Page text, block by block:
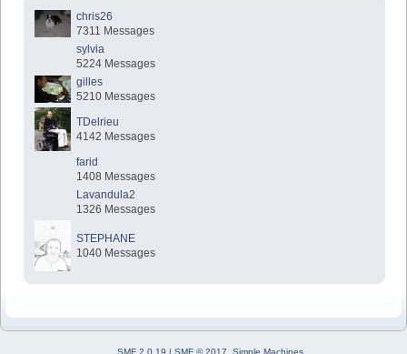
chris26
7311 Messages
sylvia
5224 Messages
gilles
5210 Messages
TDelrieu
4142 Messages
farid
1408 Messages
Lavandula2
1326 Messages
STEPHANE
1040 Messages
SMF 2.0.19 | SMF © 2017 Simple Machines